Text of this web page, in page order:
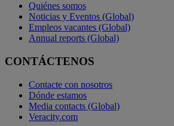
Quiénes somos
Noticias y Eventos (Global)
Empleos vacantes (Global)
Annual reports (Global)
CONTÁCTENOS
Contacte con nosotros
Dónde estamos
Media contacts (Global)
Veracity.com